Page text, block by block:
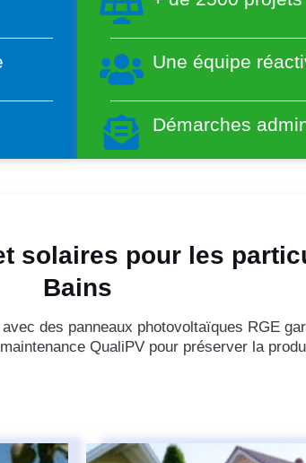
Une équipe
Démarches
solaires pour les
Bains
des panneaux photovoltaïques RGE
QualiPV pour préserver la